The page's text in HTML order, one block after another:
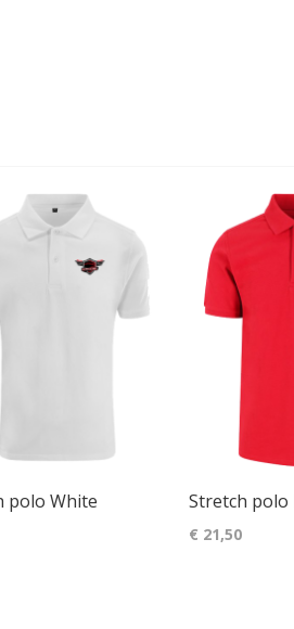
polo White Stretch polo
€ 21,50